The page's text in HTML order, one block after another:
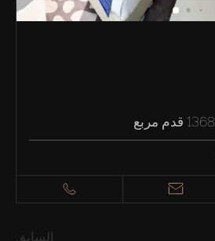
1368 قدم مربع
السابق